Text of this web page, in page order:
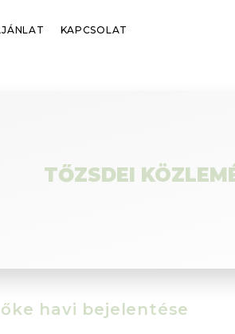
KAPCSOLAT
TŐZSDEI
havi bejelentése